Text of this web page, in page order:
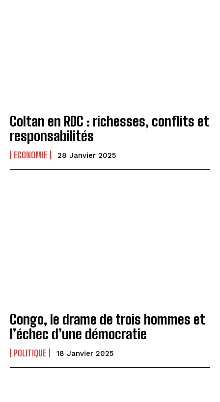
Coltan en RDC : richesses, conflits et
responsabilités
ECONOMIE 28 Janvier 2025
Congo, le drame de trois hommes et
l’échec d’une démocratie
POLITIQUE 18 Janvier 2025